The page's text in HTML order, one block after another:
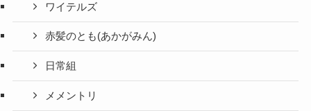
ワイテルズ
赤髪のとも(あかがみん)
日常組
メメントリ